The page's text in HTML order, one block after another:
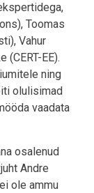
Toomas
Vahur
(CERT-EE).
ning
olulisimad
vaadata
osalenud
Andre
ole ammu